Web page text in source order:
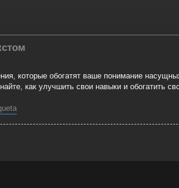
которые обогатят ваше понимание
как улучшить свои навыки и обогатить